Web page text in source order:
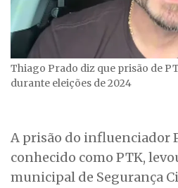
Thiago Prado diz que prisão de
durante eleições de 2024
A prisão do influenciador
conhecido como PTK,
municipal de Segurança